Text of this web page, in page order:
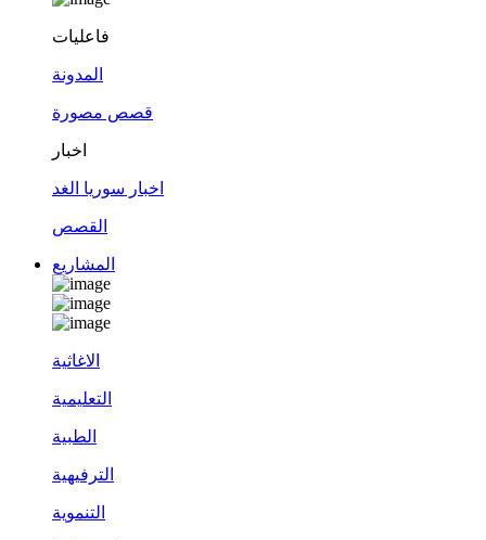
فاعليات
المدونة
قصص مصورة
اخبار
اخبار سوريا الغد
القصص
المشاريع
الاغاثية
التعليمية
الطبية
الترفيهية
التنموية